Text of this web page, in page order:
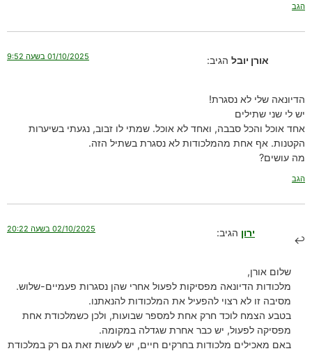
הגב
אורן יובל הגיב: 01/10/2025 בשעה 9:52
הדיונאה שלי לא נסגרת!
יש לי שני שתילים
אחד אוכל והכל סבבה, ואחד לא אוכל. שמתי לו זבוב, נגעתי בשיערות
הקטנות. אף אחת מהמלכודות לא נסגרת בשתיל הזה.
מה עושים?
הגב
ירון הגיב: 02/10/2025 בשעה 20:22
שלום אורן,
מלכודות הדיונאה מפסיקות לפעול אחרי שהן נסגרות פעמיים-שלוש.
מסיבה זו לא רצוי להפעיל את המלכודות להנאתנו.
בטבע הצמח לוכד חרק אחת למספר שבועות, ולכן כשמלכודת אחת
מפסיקה לפעול, יש כבר אחרת שגדלה במקומה.
באם מאכילים מלכודות בחרקים חיים, יש לעשות זאת גם רק במלכודת